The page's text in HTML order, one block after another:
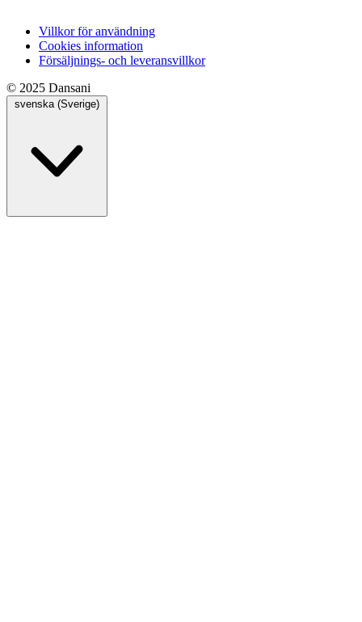
Villkor för användning
Cookies information
Försäljnings- och leveransvillkor
© 2025 Dansani
svenska (Sverige)